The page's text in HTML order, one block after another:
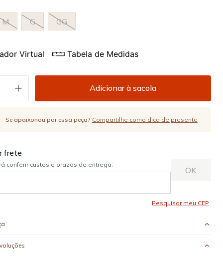
M G GG
Virtual Tabela de Medidas
Adicionar à sacola
Se apaixonou por essa peça? Compartilhe como dica de presente